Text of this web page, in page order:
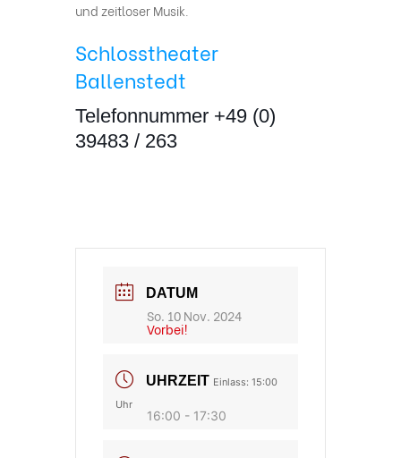
und zeitloser Musik.
Schlosstheater
Ballenstedt
Telefonnummer +49 (0)
39483 / 263
DATUM
So. 10 Nov. 2024
Vorbei!
UHRZEIT Einlass: 15:00
Uhr
16:00 - 17:30